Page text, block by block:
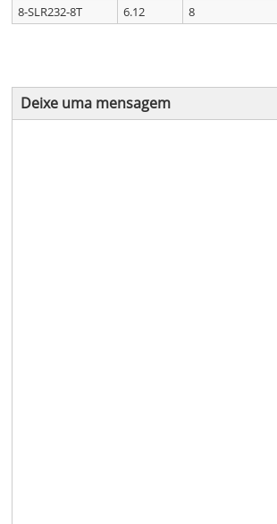
8-SLR232-8T
6.12 8
Deixe uma mensagem